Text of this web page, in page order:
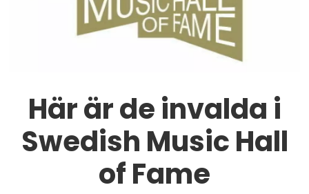
Här är de invalda i
Swedish Music Hall
of Fame